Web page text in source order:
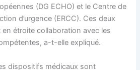
(DG ECHO) et le Centre de
d’urgence (ERCC). Ces deux
étroite collaboration avec les
a-t-elle expliqué.
dispositifs médicaux sont